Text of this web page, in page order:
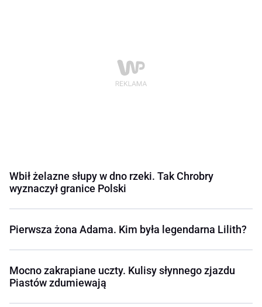
Wbił żelazne słupy w dno rzeki. Tak Chrobry
wyznaczył granice Polski
Pierwsza żona Adama. Kim była legendarna Lilith?
Mocno zakrapiane uczty. Kulisy słynnego zjazdu
Piastów zdumiewają